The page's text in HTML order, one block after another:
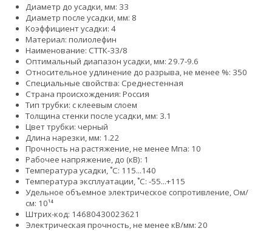
Диаметр до усадки, мм: 33
Диаметр после усадки, мм: 8
Коэффициент усадки: 4
Материал: полиолефин
Наименование: СТТК-33/8
Оптимальный диапазон усадки, мм: 29.7-9.6
Относительное удлинение до разрыва, не менее %: 350
Специальные свойства: Среднестенная
Страна происхождения: Россия
Тип трубки: с клеевым слоем
Толщина стенки после усадки, мм: 3.1
Цвет трубки: черный
Длина нарезки, мм: 1.22
Прочность на растяжение, не менее Мпа: 10
Рабочее напряжение, до (кВ): 1
Температура усадки, ˚С: 115...140
Температура эксплуатации, ˚С: -55...+115
Удельное объемное электрическое сопротивление, Ом/
см: 10¹⁴
Штрих-код: 14680430023621
Электрическая прочность, не менее кВ/мм: 20